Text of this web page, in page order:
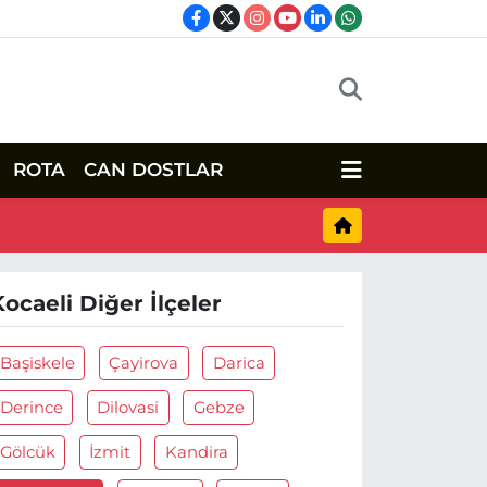
ROTA CAN DOSTLAR
Diğer İlçeler
Başiskele Çayirova Darica
Derince Dilovasi Gebze
Gölcük İzmit Kandira